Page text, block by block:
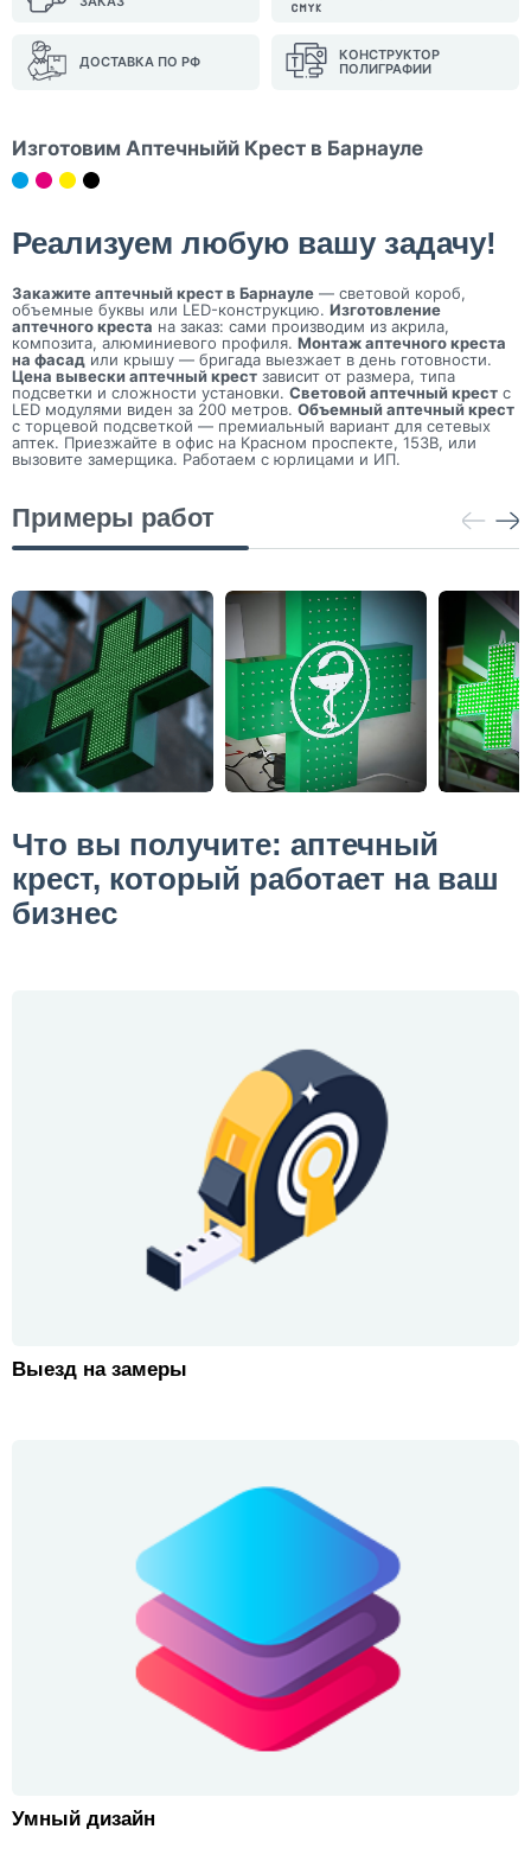
ДОСТАВКА ПО РФ
КОНСТРУКТОР
ПОЛИГРАФИИ
Изготовим Аптечныйй Крест в Барнауле
Реализуем любую вашу задачу!
Закажите аптечный крест в Барнауле — световой короб,
объемные буквы или LED-конструкцию. Изготовление
аптечного креста на заказ: сами производим из акрила,
композита, алюминиевого профиля. Монтаж аптечного креста
на фасад или крышу — бригада выезжает в день готовности.
Цена вывески аптечный крест зависит от размера, типа
подсветки и сложности установки. Световой аптечный крест с
LED модулями виден за 200 метров. Объемный аптечный крест
с торцевой подсветкой — премиальный вариант для сетевых
аптек. Приезжайте в офис на Красном проспекте, 153В, или
вызовите замерщика. Работаем с юрлицами и ИП.
Примеры работ
Что вы получите: аптечный
крест, который работает на ваш
бизнес
Выезд на замеры
Умный дизайн